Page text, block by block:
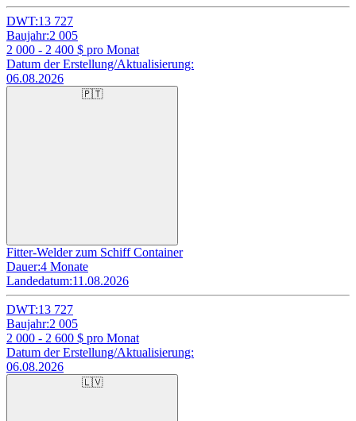
DWT:13 727
Baujahr:2 005
2 000 - 2 400 $ pro Monat
Datum der Erstellung/Aktualisierung:
06.08.2026
🇵🇹
Fitter-Welder zum Schiff Container
Dauer:4 Monate
Landedatum:11.08.2026
DWT:13 727
Baujahr:2 005
2 000 - 2 600 $ pro Monat
Datum der Erstellung/Aktualisierung:
06.08.2026
🇱🇻